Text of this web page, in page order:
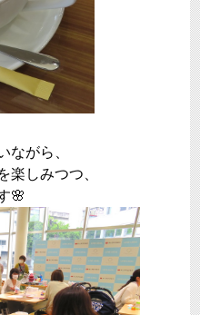
ながら、
楽しみつつ、
🌸